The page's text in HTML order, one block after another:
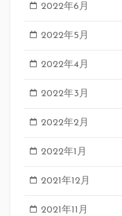
2022年6月
2022年5月
2022年4月
2022年3月
2022年2月
2022年1月
2021年12月
2021年11月